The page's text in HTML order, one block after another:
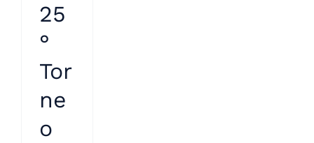
25
°
Tor
ne
o